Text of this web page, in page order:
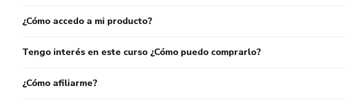
¿Cómo accedo a mi producto?
Tengo interés en este curso ¿Cómo puedo comprarlo?
¿Cómo afiliarme?